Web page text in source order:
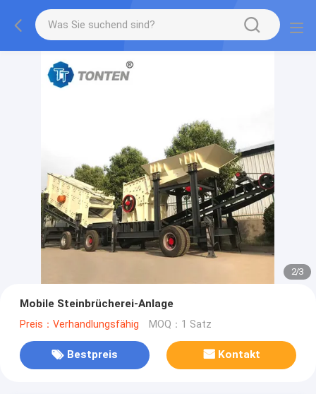
2/3
Mobile Steinbrücherei-Anlage
Preis：Verhandlungsfähig MOQ：1 Satz
Bestpreis Kontakt